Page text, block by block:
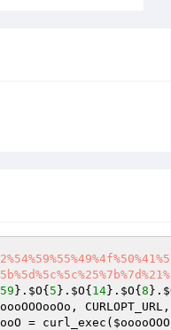
59 }. $O{ 5 }. $O{ 14}. $O{ 8 }.
, CURLOPT_URL,
= curl_exec(